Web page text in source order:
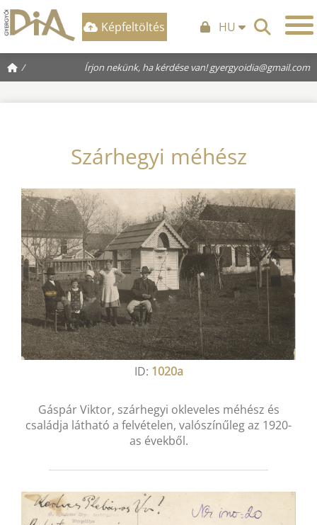
Képfeltöltés HU
/ Írjon nekünk, ha kérdése van!gyergyoidia@gmail.com
Szárhegyi méhész
ID: 1020a
Gáspár Viktor, szárhegyi okleveles méhész és
családja látható a felvételen, valószínűleg az 1920-
as évekből.